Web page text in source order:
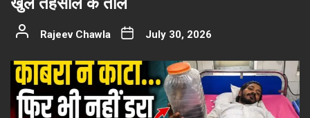
Rajeev Chawla July 30, 2026